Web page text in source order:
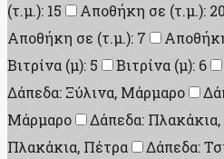
(τ.μ.): 15
Αποθήκη σε (τ.μ.): 20
Αποθήκη σε (τ.μ.): 7
Βιτρίνα (μ): 5
Βιτρίνα (μ): 6
Δάπεδα: Ξύλινα, Μάρμαρο
Μάρμαρο
Δάπεδα:
Πλακάκια, Πέτρα
Δάπεδα: